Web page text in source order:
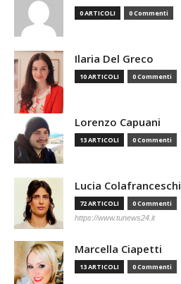
0 ARTICOLI 0 Commenti
Ilaria Del Greco
10 ARTICOLI 0 Commenti
Lorenzo Capuani
13 ARTICOLI 0 Commenti
Lucia Colafranceschi
72 ARTICOLI 0 Commenti
https://www.tunews24.it
Marcella Ciapetti
13 ARTICOLI 0 Commenti